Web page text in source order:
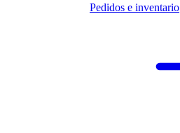
Pedidos e inventario